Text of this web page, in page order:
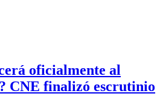
oficialmente al
CNE finalizó escrutinio